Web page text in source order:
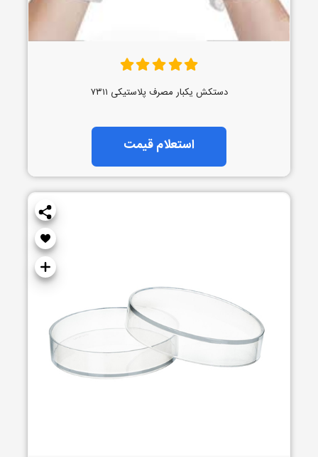
دستکش یکبار مصرف پلاستیکی ۷۳۱۱
استعلام قیمت